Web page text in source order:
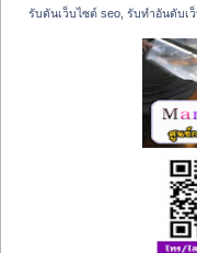
รับดันเว็บไซต์ seo, รับทำอันดับเ